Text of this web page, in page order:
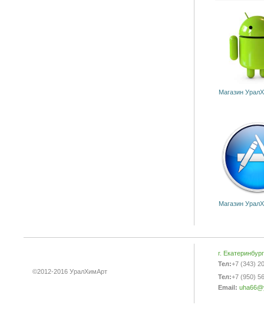
Магазин
Магазин
©2012-2016 УралХимАрт
г.
Тел:+7 (343)
Тел:+7 (950)
Email: